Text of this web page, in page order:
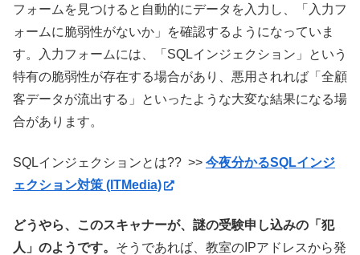
フォームを見つけると自動的にデータを入力し、「入力フ
ォームに脆弱性がないか」を確認するようになっていま
す。入力フォームには、「SQLインジェクション」という
特有の脆弱性が存在する場合があり、悪用されれば「全顧
客データが流出する」といったような大変な結果になる場
合があります。
SQLインジェクションとは?? >> 今夜分かるSQLインジ
ェクション対策 (ITMedia)
どうやら、このスキャナーが、謎の受験申し込みの「犯
人」のようです。 そうであれば、教室のIPアドレスから発